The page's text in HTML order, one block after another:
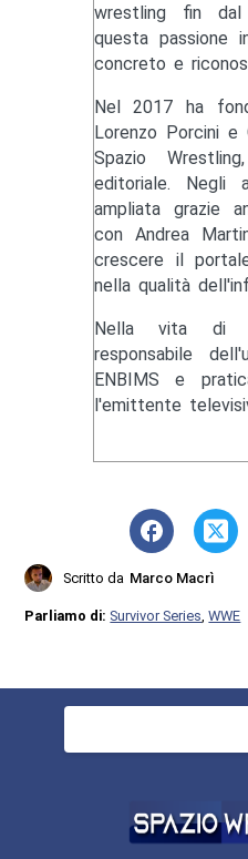
wrestling fin
questa passione
concreto e
Nel 2017 ha
Lorenzo Porcini e
Spazio
editoriale. Negli
ampliata grazie
con Andrea
crescere il
nella qualità
Nella vita di
responsabile
ENBIMS e
l'emittente
Scritto da Marco Macrì
Parliamo di:Survivor Series ,WWE